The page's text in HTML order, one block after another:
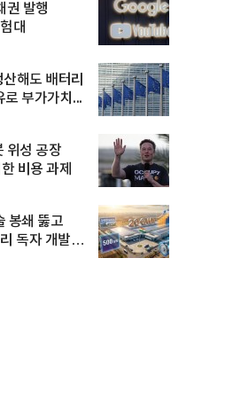
권 발행
대
해도 배터리
부가가치...
위성 공장
비용 과제
봉쇄 뚫고
독자 개발…